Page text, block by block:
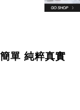
單 純粹真實